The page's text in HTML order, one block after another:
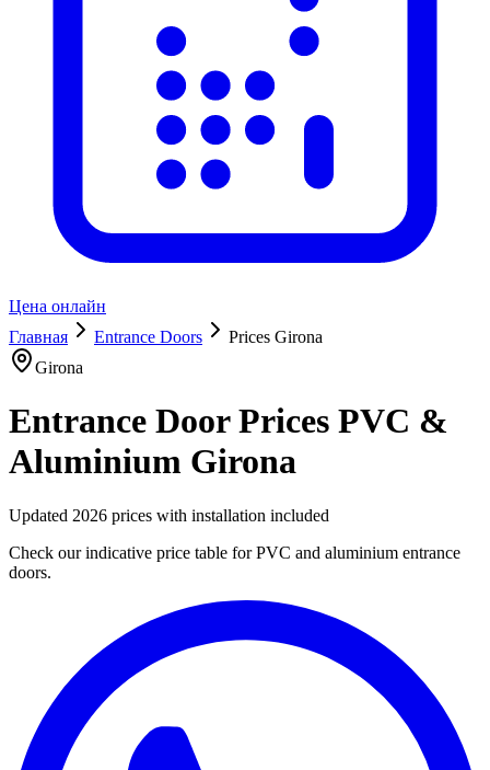
Цена онлайн
Главная
Entrance Doors
Prices Girona
Girona
Entrance Door Prices PVC &
Aluminium Girona
Updated 2026 prices with installation included
Check our indicative price table for PVC and aluminium entrance
doors.